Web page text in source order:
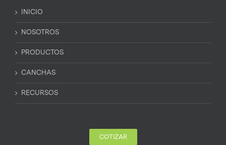
INICIO
NOSOTROS
PRODUCTOS
CANCHAS
RECURSOS
COTIZAR